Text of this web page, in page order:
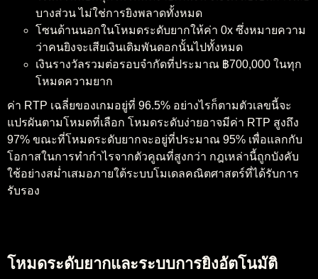
บางส่วน ไม่ใช่การยิงพลาดทั้งหมด
โซนด้านนอกในโหมดระดับยากให้ค่า 0x ซึ่งหมายความ
ว่าคนยิงจะเสียเงินเดิมพันดอกนั้นไปทั้งหมด
เงินรางวัลรวมต่อรอบจำกัดที่ประมาณ ฿700,000 ในทุก
โหมดความยาก
ค่า RTP เฉลี่ยของเกมอยู่ที่ 96.5% อย่างไรก็ตามตัวเลขนี้จะ
แปรผันตามโหมดที่เลือก โหมดระดับง่ายอาจมีค่า RTP สูงถึง
97% ขณะที่โหมดระดับยากจะอยู่ที่ประมาณ 95% เพื่อแลกกับ
โอกาสในการทำกำไรจากตัวคูณที่สูงกว่า กฎเหล่านี้ถูกบังคับ
ใช้อย่างสม่ำเสมอภายใต้ระบบโมเดลคณิตศาสตร์ที่ได้รับการ
รับรอง
โหมดระดับยากและระบบการยิงอัตโนมัติ